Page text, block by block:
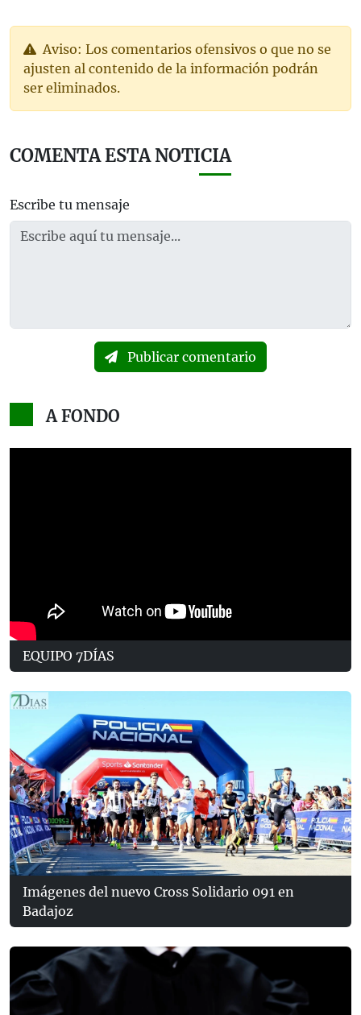
Aviso: Los comentarios ofensivos o que no se
ajusten al contenido de la información podrán
ser eliminados.
COMENTA ESTA NOTICIA
Escribe tu mensaje
Publicar comentario
A FONDO
EQUIPO 7DÍAS
Imágenes del nuevo Cross Solidario 091 en
Badajoz